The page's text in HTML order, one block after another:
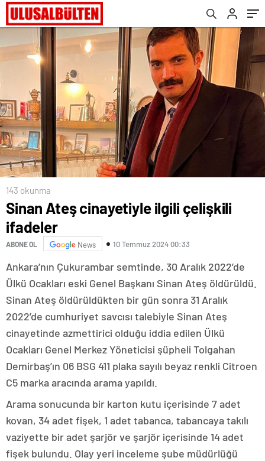
143 okunma
Sinan Ateş cinayetiyle ilgili çelişkili
ifadeler
ABONE OL News 10 Temmuz 2024 00:33
Ankara’nın Çukurambar semtinde, 30 Aralık 2022’de
Ülkü Ocakları eski Genel Başkanı Sinan Ateş öldürüldü.
Sinan Ateş öldürüldükten bir gün sonra 31 Aralık
2022’de cumhuriyet savcısı talebiyle Sinan Ateş
cinayetinde azmettirici olduğu iddia edilen Ülkü
Ocakları Genel Merkez Yöneticisi şüpheli Tolgahan
Demirbaş’ın 06 BSG 411 plaka sayılı beyaz renkli Citroen
C5 marka aracında arama yapıldı.
Arama sonucunda bir karton kutu içerisinde 7 adet
kovan, 34 adet fişek, 1 adet tabanca, tabancaya takılı
vaziyette bir adet şarjör ve şarjör içerisinde 14 adet
fişek bulundu. Olay yeri inceleme şube müdürlüğü